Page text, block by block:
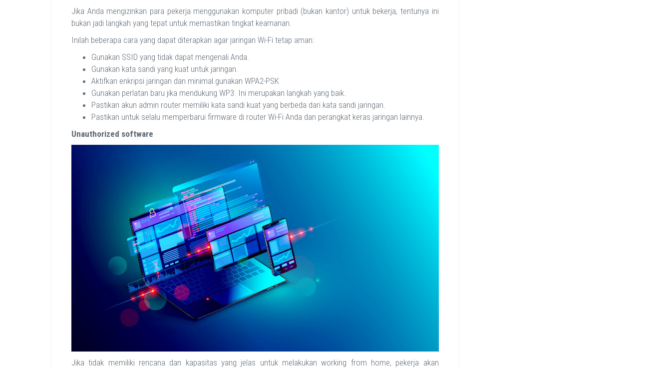
Jika Anda mengizinkan para pekerja menggunakan komputer pribadi (bukan kantor) untuk bekerja, tentunya ini
bukan jadi langkah yang tepat untuk memastikan tingkat keamanan.
Inilah beberapa cara yang dapat diterapkan agar jaringan Wi-Fi tetap aman:
Gunakan SSID yang tidak dapat mengenali Anda.
Gunakan kata sandi yang kuat untuk jaringan.
Aktifkan enkripsi jaringan dan minimal.gunakan WPA2-PSK
Gunakan perlatan baru jika mendukung WP3. Ini merupakan langkah yang baik.
Pastikan akun admin router memiliki kata sandi kuat yang berbeda dari kata sandi jaringan.
Pastikan untuk selalu memperbarui firmware di router Wi-Fi Anda dan perangkat keras jaringan lainnya.
Unauthorized software
Jika tidak memiliki rencana dan kapasitas yang jelas untuk melakukan working from home, pekerja akan